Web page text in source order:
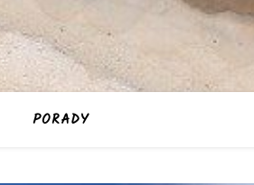
PORADY